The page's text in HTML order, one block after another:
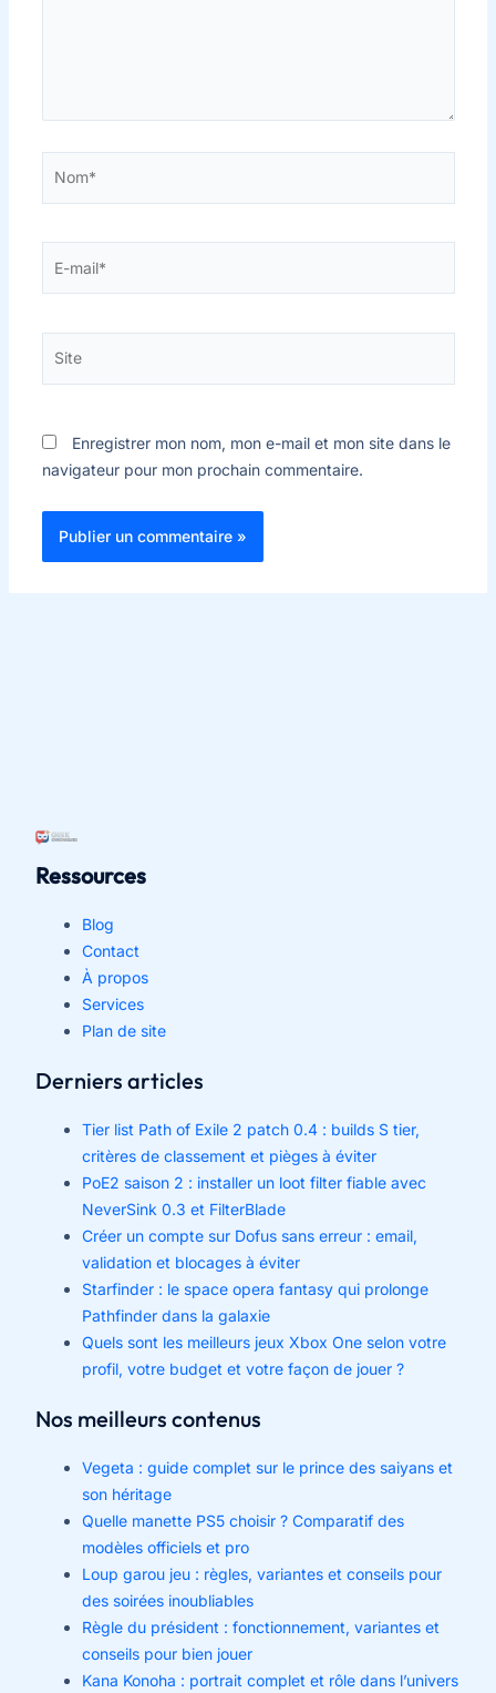
mail*
Enregistrer mon nom, mon e-mail et mon site dans le
navigateur pour mon prochain commentaire.
Ressources
Blog
Contact
À propos
Services
Plan de site
Derniers articles
Tier list Path of Exile 2 patch 0.4 : builds S tier,
critères de classement et pièges à éviter
PoE2 saison 2 : installer un loot filter fiable avec
NeverSink 0.3 et FilterBlade
Créer un compte sur Dofus sans erreur : email,
validation et blocages à éviter
Starfinder : le space opera fantasy qui prolonge
Pathfinder dans la galaxie
Quels sont les meilleurs jeux Xbox One selon votre
profil, votre budget et votre façon de jouer ?
Nos meilleurs contenus
Vegeta : guide complet sur le prince des saiyans et
son héritage
Quelle manette PS5 choisir ? Comparatif des
modèles officiels et pro
Loup garou jeu : règles, variantes et conseils pour
des soirées inoubliables
Règle du président : fonctionnement, variantes et
conseils pour bien jouer
Kana Konoha : portrait complet et rôle dans l’univers